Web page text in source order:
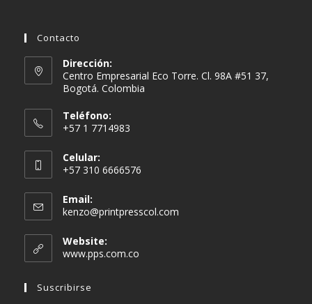
Contacto
Dirección:
Centro Empresarial Eco Torre. Cl. 98A #51 37,
Bogotá. Colombia
Teléfono:
+57 1 7714983
Celular:
+57 310 6666576
Email:
kenzo@printpresscol.com
Website:
www.pps.com.co
Suscribirse